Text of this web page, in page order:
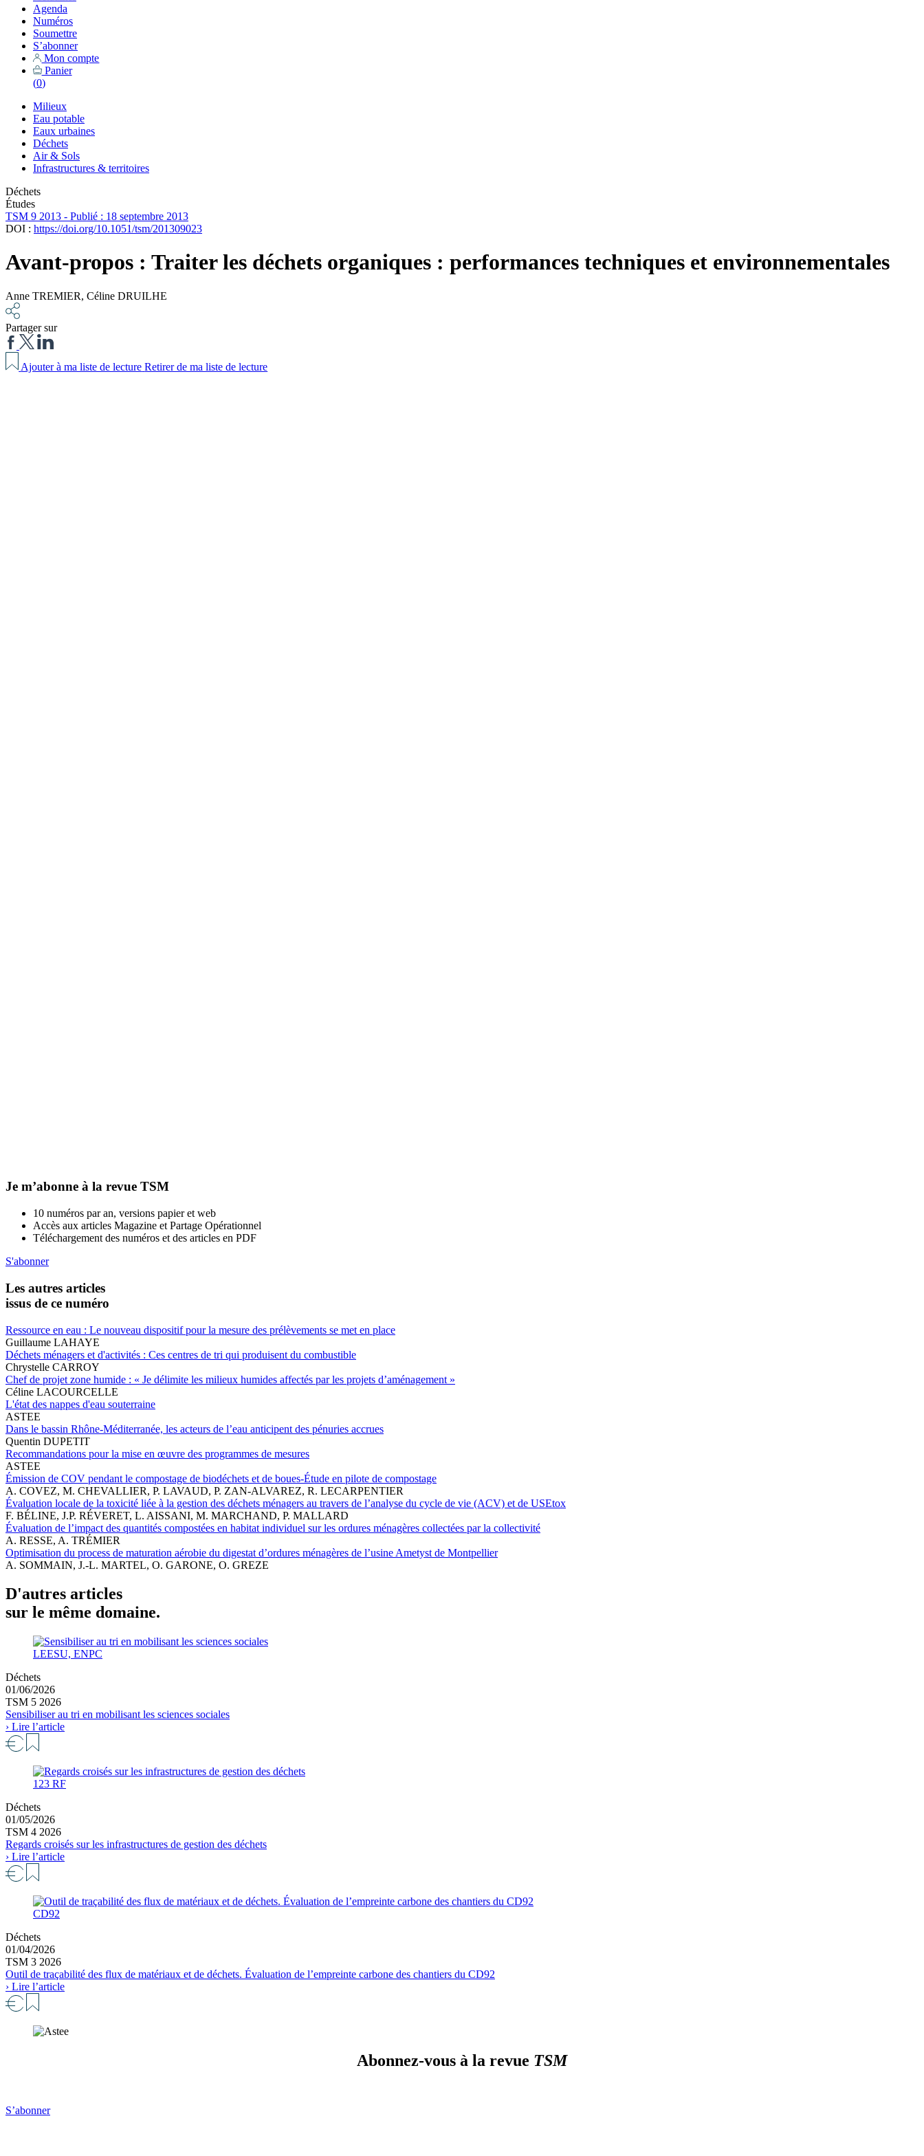
Agenda
Numéros
Soumettre
S’abonner
Mon compte
Panier
(0)
Milieux
Eau potable
Eaux urbaines
Déchets
Air & Sols
Infrastructures & territoires
Déchets
Études
TSM 9 2013 - Publié : 18 septembre 2013
DOI : https://doi.org/10.1051/tsm/201309023
Avant-propos : Traiter les déchets organiques : performances techniques et environnementales
Anne TREMIER, Céline DRUILHE
Partager sur
Ajouter à ma liste de lecture Retirer de ma liste de lecture
Je m’abonne à la revue TSM
10 numéros par an, versions papier et web
Accès aux articles Magazine et Partage Opérationnel
Téléchargement des numéros et des articles en PDF
S'abonner
Les autres articles
issus de ce numéro
Ressource en eau : Le nouveau dispositif pour la mesure des prélèvements se met en place
Guillaume LAHAYE
Déchets ménagers et d'activités : Ces centres de tri qui produisent du combustible
Chrystelle CARROY
Chef de projet zone humide : « Je délimite les milieux humides affectés par les projets d’aménagement »
Céline LACOURCELLE
L'état des nappes d'eau souterraine
ASTEE
Dans le bassin Rhône-Méditerranée, les acteurs de l’eau anticipent des pénuries accrues
Quentin DUPETIT
Recommandations pour la mise en œuvre des programmes de mesures
ASTEE
Émission de COV pendant le compostage de biodéchets et de boues-Étude en pilote de compostage
A. COVEZ, M. CHEVALLIER, P. LAVAUD, P. ZAN-ALVAREZ, R. LECARPENTIER
Évaluation locale de la toxicité liée à la gestion des déchets ménagers au travers de l’analyse du cycle de vie (ACV) et de USEtox
F. BÉLINE, J.P. RÉVERET, L. AISSANI, M. MARCHAND, P. MALLARD
Évaluation de l’impact des quantités compostées en habitat individuel sur les ordures ménagères collectées par la collectivité
A. RESSE, A. TRÉMIER
Optimisation du process de maturation aérobie du digestat d’ordures ménagères de l’usine Ametyst de Montpellier
A. SOMMAIN, J.-L. MARTEL, O. GARONE, O. GREZE
D'autres articles
sur le même domaine.
LEESU, ENPC
Déchets
01/06/2026
TSM 5 2026
Sensibiliser au tri en mobilisant les sciences sociales
› Lire l’article
123 RF
Déchets
01/05/2026
TSM 4 2026
Regards croisés sur les infrastructures de gestion des déchets
› Lire l’article
CD92
Déchets
01/04/2026
TSM 3 2026
Outil de traçabilité des flux de matériaux et de déchets. Évaluation de l’empreinte carbone des chantiers du CD92
› Lire l’article
Abonnez-vous à la revue TSM
S’abonner